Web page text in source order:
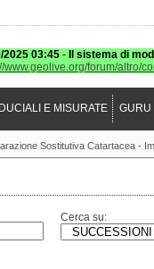
2025 03:45 -
Il sistema di
www.geolive.org/forum/altro/
E MISURATE GURU
Sostitutiva Catartacea -
Cerca su: